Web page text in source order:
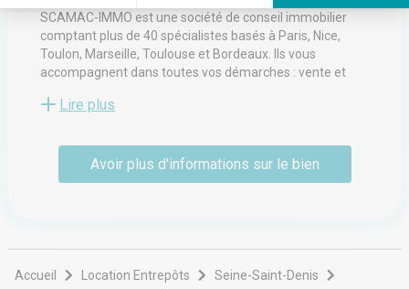
Axeptio consent
Plateforme de Gestion du Consentement : Personnalisez vos Options
Notre plateforme vous permet d'adapter et de gérer vos paramètres
SCAMAC-IMMO est une société de conseil immobilier
comptant plus de 40 spécialistes basés à Paris, Nice,
Toulon, Marseille, Toulouse et Bordeaux. Ils vous
accompagnent dans toutes vos démarches : vente et
de locaux commerciaux, de bureaux, de magasins.
Lire plus
Avoir plus d'informations sur le bien
Accueil Location Entrepôts
Seine-Saint-Denis